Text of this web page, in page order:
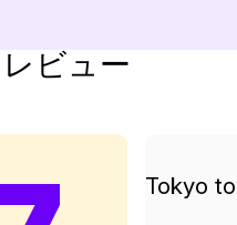
ビュー
Tokyo